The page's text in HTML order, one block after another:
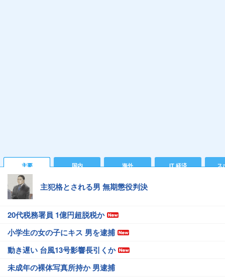
主要 国内 海外 IT 経済 ス
主犯格とされる男 無期懲役判決
20代税務署員 1億円超脱税か
小学生の女の子にキス 男を逮捕
動き遅い 台風13号影響長引くか
未成年の裸体写真所持か 男逮捕